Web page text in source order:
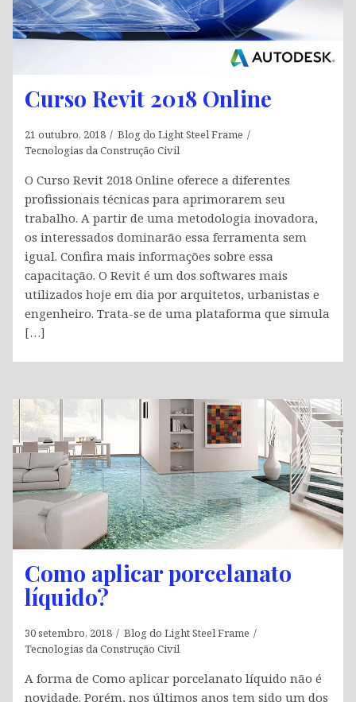
Curso Revit 2018 Online
21 outubro, 2018
Blog do Light Steel Frame
Tecnologias da Construção Civil
O Curso Revit 2018 Online oferece a diferentes
profissionais técnicas para aprimorarem seu
trabalho. A partir de uma metodologia inovadora,
os interessados dominarão essa ferramenta sem
igual. Confira mais informações sobre essa
capacitação. O Revit é um dos softwares mais
utilizados hoje em dia por arquitetos, urbanistas e
engenheiro. Trata-se de uma plataforma que simula
[…]
Como aplicar porcelanato
líquido?
30 setembro, 2018
Blog do Light Steel Frame
Tecnologias da Construção Civil
A forma de Como aplicar porcelanato líquido não é
novidade. Porém, nos últimos anos tem sido um dos